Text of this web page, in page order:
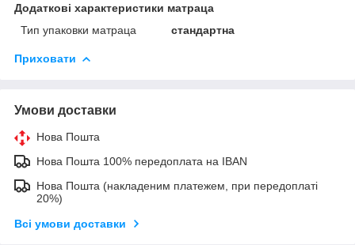
Додаткові характеристики матраца
Тип упаковки матраца
стандартна
Приховати
Умови доставки
Нова Пошта
Нова Пошта 100% передоплата на IBAN
Нова Пошта (накладеним платежем, при передоплаті
20%)
Всі умови доставки